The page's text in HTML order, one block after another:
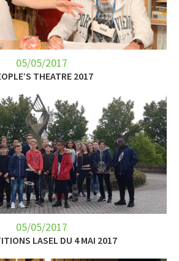
05/05/2017
THEATRE 2017
05/05/2017
LASEL DU 4 MAI 2017